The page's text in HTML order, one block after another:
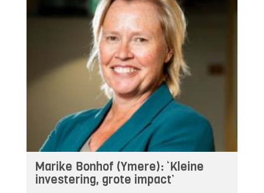
Marike Bonhof (Ymere): ‘Kleine
investering, grote impact’